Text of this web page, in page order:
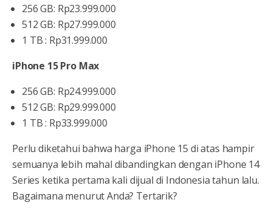
256 GB: Rp23.999.000
512 GB: Rp27.999.000
1 TB : Rp31.999.000
iPhone 15 Pro Max
256 GB: Rp24.999.000
512 GB: Rp29.999.000
1 TB : Rp33.999.000
Perlu diketahui bahwa harga iPhone 15 di atas hampir
semuanya lebih mahal dibandingkan dengan iPhone 14
Series ketika pertama kali dijual di Indonesia tahun lalu.
Bagaimana menurut Anda? Tertarik?